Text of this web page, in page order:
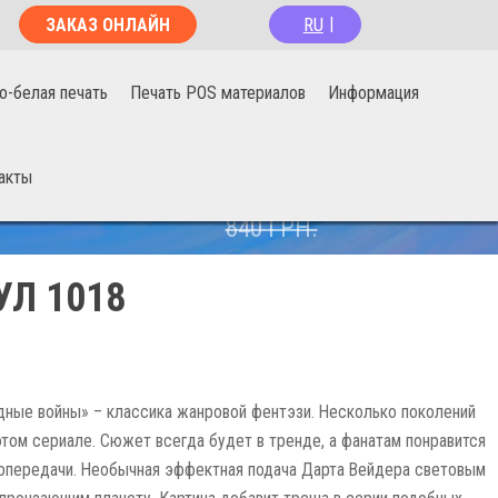
ЗАКАЗ ОНЛАЙН RU
белая печать Печать POS материалов Информация
840ГРН.
1018
войны» – классика жанровой фентэзи. Несколько поколений
сериале. Сюжет всегда будет в тренде, а фанатам понравится
Необычная эффектная подача Дарта Вейдера световым